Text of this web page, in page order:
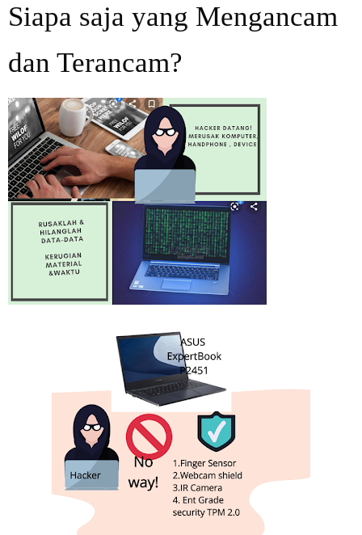
Siapa saja yang Mengancam
dan Terancam?